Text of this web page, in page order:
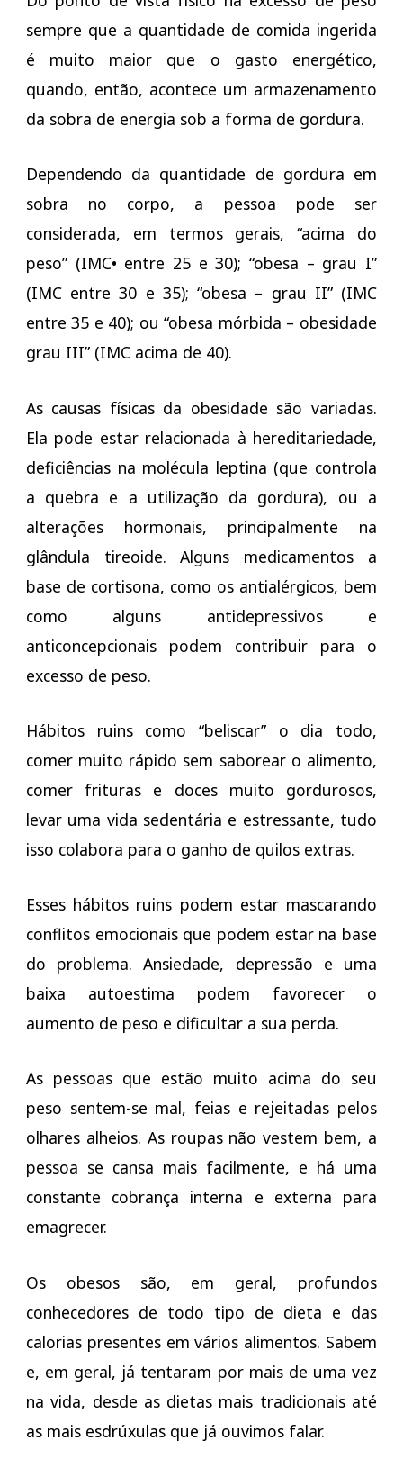
sempre que a quantidade de comida ingerida
é muito maior que o gasto energético,
quando, então, acontece um armazenamento
da sobra de energia sob a forma de gordura.
Dependendo da quantidade de gordura em
sobra no corpo, a pessoa pode ser
considerada, em termos gerais, “acima do
peso” (IMC• entre 25 e 30); “obesa – grau I”
(IMC entre 30 e 35); “obesa – grau II” (IMC
entre 35 e 40); ou “obesa mórbida – obesidade
grau III” (IMC acima de 40).
As causas físicas da obesidade são variadas.
Ela pode estar relacionada à hereditariedade,
deficiências na molécula leptina (que controla
a quebra e a utilização da gordura), ou a
alterações hormonais, principalmente na
glândula tireoide. Alguns medicamentos a
base de cortisona, como os antialérgicos, bem
como alguns antidepressivos e
anticoncepcionais podem contribuir para o
excesso de peso.
Hábitos ruins como “beliscar” o dia todo,
comer muito rápido sem saborear o alimento,
comer frituras e doces muito gordurosos,
levar uma vida sedentária e estressante, tudo
isso colabora para o ganho de quilos extras.
Esses hábitos ruins podem estar mascarando
conflitos emocionais que podem estar na base
do problema. Ansiedade, depressão e uma
baixa autoestima podem favorecer o
aumento de peso e dificultar a sua perda.
As pessoas que estão muito acima do seu
peso sentem-se mal, feias e rejeitadas pelos
olhares alheios. As roupas não vestem bem, a
pessoa se cansa mais facilmente, e há uma
constante cobrança interna e externa para
emagrecer.
Os obesos são, em geral, profundos
conhecedores de todo tipo de dieta e das
calorias presentes em vários alimentos. Sabem
e, em geral, já tentaram por mais de uma vez
na vida, desde as dietas mais tradicionais até
as mais esdrúxulas que já ouvimos falar.